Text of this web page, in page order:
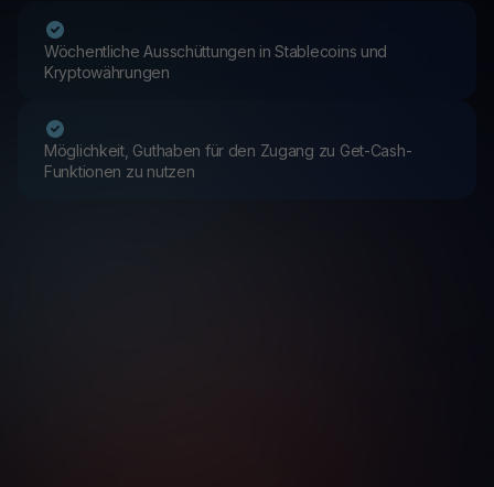
Wöchentliche Ausschüttungen in Stablecoins und
Kryptowährungen
Möglichkeit, Guthaben für den Zugang zu Get-Cash-
Funktionen zu nutzen